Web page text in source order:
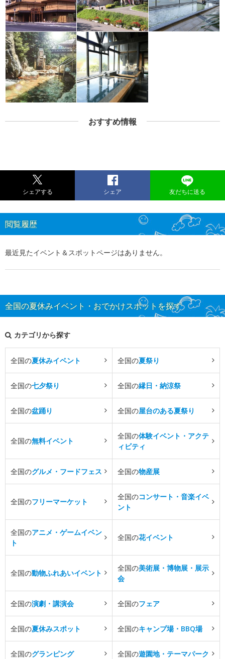
おすすめ情報
シェアする シェア 友だちに送る
閲覧履歴
最近見たイベント＆スポットページはありません。
全国の夏休みイベント・おでかけスポットを探す
カテゴリから探す
全国の夏休みイベント 全国の夏祭り
全国の七夕祭り 全国の縁日・納涼祭
全国の盆踊り 全国の屋台のある夏祭り
全国の無料イベント
全国の体験イベント・アクテ
ィビティ
全国のグルメ・フードフェス 全国の物産展
全国のフリーマーケット
全国のコンサート・音楽イベ
ント
全国のアニメ・ゲームイベン
ト
全国の花イベント
全国の動物ふれあいイベント
全国の美術展・博物展・展示
会
全国の演劇・講演会 全国のフェア
全国の夏休みスポット 全国のキャンプ場・BBQ場
全国のグランピング 全国の遊園地・テーマパーク